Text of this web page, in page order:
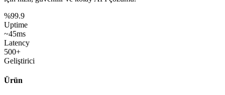
%99.9
Uptime
~45ms
Latency
500+
Geliştirici
Ürün